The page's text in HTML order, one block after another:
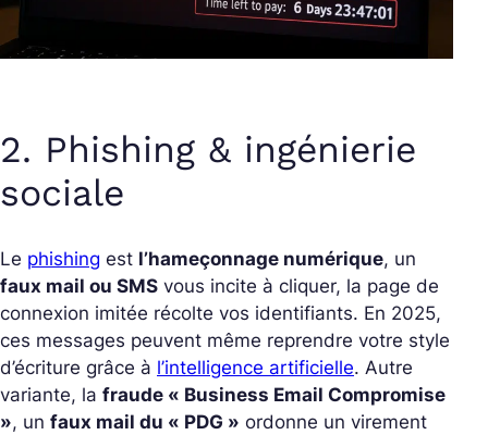
2. Phishing & ingénierie
sociale
Le phishing est l’hameçonnage numérique, un
faux mail ou SMS vous incite à cliquer, la page de
connexion imitée récolte vos identifiants. En 2025,
ces messages peuvent même reprendre votre style
d’écriture grâce à l’intelligence artificielle. Autre
variante, la fraude « Business Email Compromise
», un faux mail du « PDG » ordonne un virement